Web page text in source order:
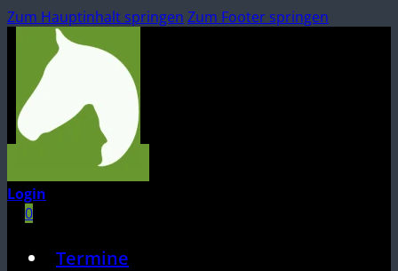
Zum Hauptinhalt springen Zum Footer springen
Login
0
Termine